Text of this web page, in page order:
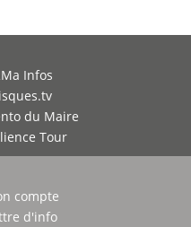
Infos
du Maire
Tour
compte
d'info